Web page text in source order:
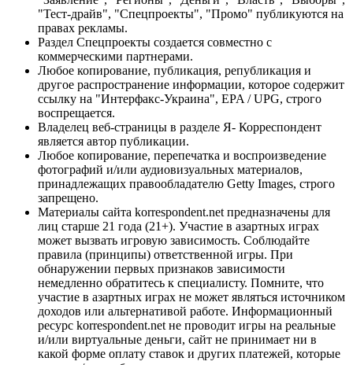
"Тест-драйв", "Спецпроекты", "Промо" публикуются на
правах рекламы.
Раздел Спецпроекты создается совместно с
коммерческими партнерами.
Любое копирование, публикация, републикация и
другое распространение информации, которое содержит
ссылку на "Интерфакс-Украина", EPA / UPG, строго
воспрещается.
Владелец веб-страницы в разделе Я- Корреспондент
является автор публикации.
Любое копирование, перепечатка и воспроизведение
фотографий и/или аудиовизуальных материалов,
принадлежащих правообладателю Getty Images, строго
запрещено.
Материалы сайта korrespondent.net предназначены для
лиц старше 21 года (21+). Участие в азартных играх
может вызвать игровую зависимость. Соблюдайте
правила (принципы) ответственной игры. При
обнаружении первых признаков зависимости
немедленно обратитесь к специалисту. Помните, что
участие в азартных играх не может являться источником
доходов или альтернативой работе. Информационный
ресурс korrespondent.net не проводит игры на реальные
и/или виртуальные деньги, сайт не принимает ни в
какой форме оплату ставок и других платежей, которые